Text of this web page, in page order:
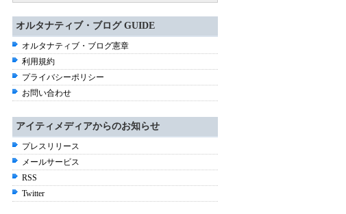
オルタナティブ・ブログ GUIDE
オルタナティブ・ブログ憲章
利用規約
プライバシーポリシー
お問い合わせ
アイティメディアからのお知らせ
プレスリリース
メールサービス
RSS
Twitter